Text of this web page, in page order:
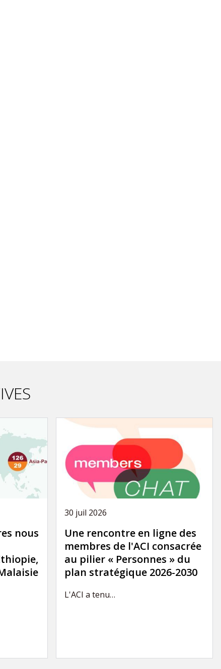
nous
30 juil 2026
Une rencontre en ligne des
membres de l'ACI consacrée
au pilier « Personnes » du
plan stratégique 2026-2030
L'ACI a tenu…